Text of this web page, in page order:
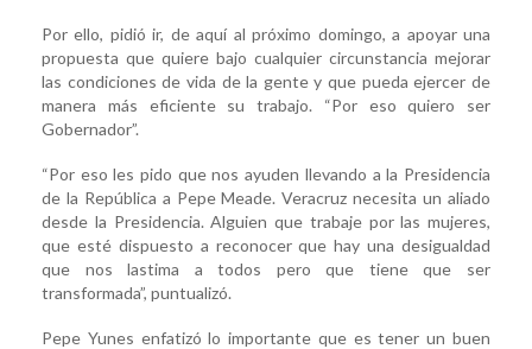
Por ello, pidió ir, de aquí al próximo domingo, a apoyar una
propuesta que quiere bajo cualquier circunstancia mejorar
las condiciones de vida de la gente y que pueda ejercer de
manera más eficiente su trabajo. “Por eso quiero ser
Gobernador”.
“Por eso les pido que nos ayuden llevando a la Presidencia
de la República a Pepe Meade. Veracruz necesita un aliado
desde la Presidencia. Alguien que trabaje por las mujeres,
que esté dispuesto a reconocer que hay una desigualdad
que nos lastima a todos pero que tiene que ser
transformada”, puntualizó.
Pepe Yunes enfatizó lo importante que es tener un buen